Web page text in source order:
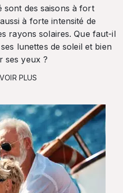
sont des saisons à fort
à forte intensité de
rayons solaires. Que faut-il
lunettes de soleil et bien
ses yeux ?
PLUS